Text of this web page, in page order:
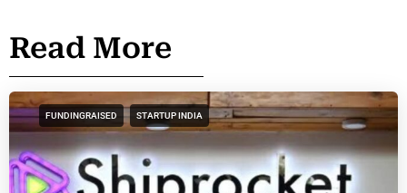
Read More
FUNDINGRAISED STARTUP INDIA